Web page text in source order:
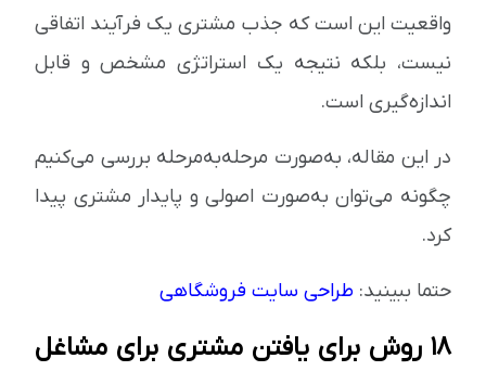
واقعیت این است که جذب مشتری یک فرآیند اتفاقی
نیست، بلکه نتیجه یک استراتژی مشخص و قابل
اندازه‌گیری است.
در این مقاله، به‌صورت مرحله‌به‌مرحله بررسی می‌کنیم
چگونه می‌توان به‌صورت اصولی و پایدار مشتری پیدا
کرد.
حتما ببینید: طراحی سایت فروشگاهی
18 روش برای یافتن مشتری برای مشاغل